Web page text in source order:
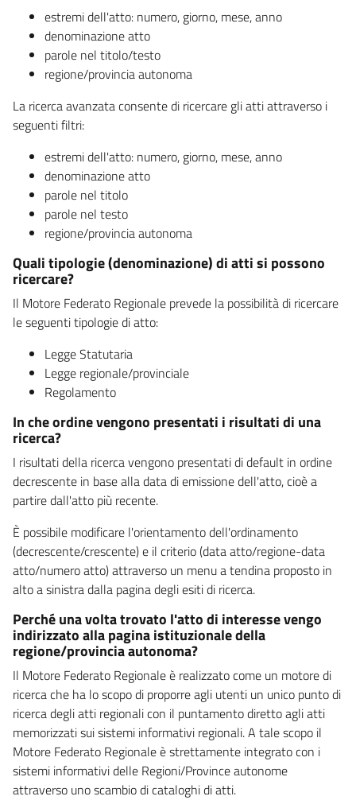
estremi dell'atto: numero, giorno, mese, anno
denominazione atto
parole nel titolo/testo
regione/provincia autonoma
La ricerca avanzata consente di ricercare gli atti attraverso i
seguenti filtri:
estremi dell'atto: numero, giorno, mese, anno
denominazione atto
parole nel titolo
parole nel testo
regione/provincia autonoma
Quali tipologie (denominazione) di atti si possono
ricercare?
Il Motore Federato Regionale prevede la possibilità di ricercare
le seguenti tipologie di atto:
Legge Statutaria
Legge regionale/provinciale
Regolamento
In che ordine vengono presentati i risultati di una
ricerca?
I risultati della ricerca vengono presentati di default in ordine
decrescente in base alla data di emissione dell'atto, cioè a
partire dall'atto più recente.
È possibile modificare l'orientamento dell'ordinamento
(decrescente/crescente) e il criterio (data atto/regione-data
atto/numero atto) attraverso un menu a tendina proposto in
alto a sinistra dalla pagina degli esiti di ricerca.
Perché una volta trovato l'atto di interesse vengo
indirizzato alla pagina istituzionale della
regione/provincia autonoma?
Il Motore Federato Regionale è realizzato come un motore di
ricerca che ha lo scopo di proporre agli utenti un unico punto di
ricerca degli atti regionali con il puntamento diretto agli atti
memorizzati sui sistemi informativi regionali. A tale scopo il
Motore Federato Regionale è strettamente integrato con i
sistemi informativi delle Regioni/Province autonome
attraverso uno scambio di cataloghi di atti.